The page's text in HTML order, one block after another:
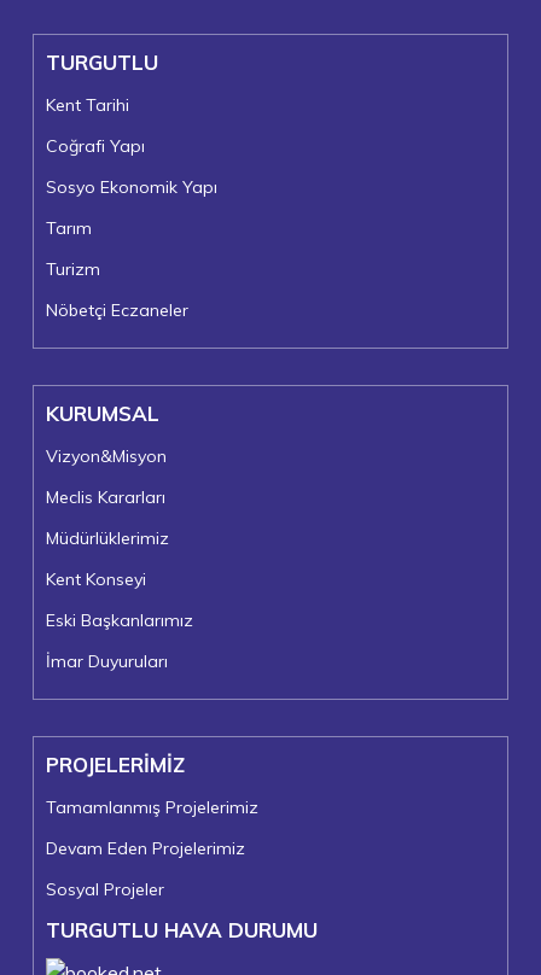
TURGUTLU
Kent Tarihi
Coğrafi Yapı
Sosyo Ekonomik Yapı
Tarım
Turizm
Nöbetçi Eczaneler
KURUMSAL
Vizyon&Misyon
Meclis Kararları
Müdürlüklerimiz
Kent Konseyi
Eski Başkanlarımız
İmar Duyuruları
PROJELERİMİZ
Tamamlanmış Projelerimiz
Devam Eden Projelerimiz
Sosyal Projeler
TURGUTLU HAVA DURUMU